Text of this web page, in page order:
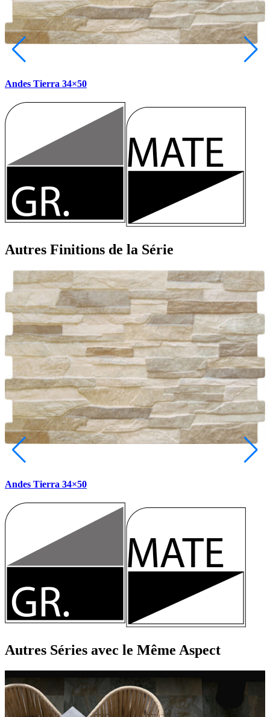
Andes Tierra 34×50
Autres Finitions de la Série
Andes Tierra 34×50
Autres Séries avec le Même Aspect